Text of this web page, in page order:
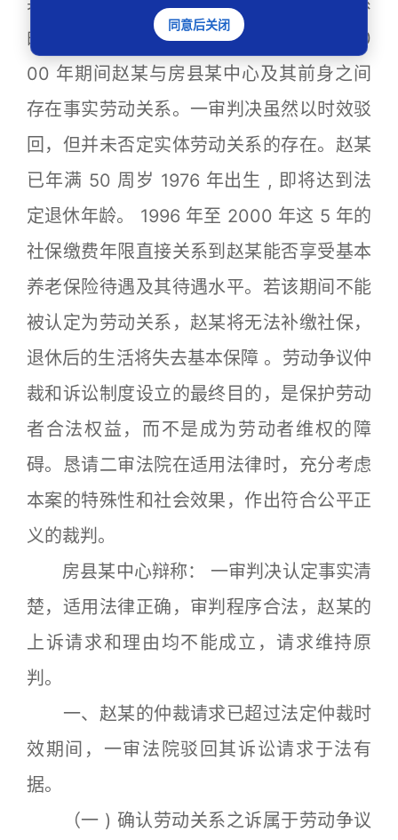
的延续性。上述证据足以认定 1996 年至 20
00 年期间赵某与房县某中心及其前身之间
存在事实劳动关系。一审判决虽然以时效驳
回，但并未否定实体劳动关系的存在。赵某
已年满 50 周岁 1976 年出生 , 即将达到法
定退休年龄。 1996 年至 2000 年这 5 年的
社保缴费年限直接关系到赵某能否享受基本
养老保险待遇及其待遇水平。若该期间不能
被认定为劳动关系，赵某将无法补缴社保，
退休后的生活将失去基本保障 。劳动争议仲
裁和诉讼制度设立的最终目的，是保护劳动
者合法权益，而不是成为劳动者维权的障
碍。恳请二审法院在适用法律时，充分考虑
本案的特殊性和社会效果，作出符合公平正
义的裁判。
房县某中心辩称： 一审判决认定事实清
楚，适用法律正确，审判程序合法，赵某的
上诉请求和理由均不能成立，请求维持原
判。
一、赵某的仲裁请求已超过法定仲裁时
效期间，一审法院驳回其诉讼请求于法有
据。
（一 ) 确认劳动关系之诉属于劳动争议
同意后关闭